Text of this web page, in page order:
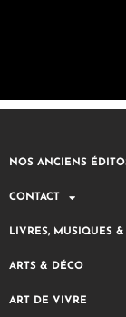
NOS ANCIENS
CONTACT
LIVRES, MUSIQUES
ARTS & DÉCO
ART DE VIVRE